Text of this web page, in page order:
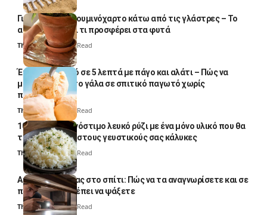
Γιατί βάζουν αλουμινόχαρτο κάτω από τις γλάστρες – Το
απλό κόλπο και τι προσφέρει στα φυτά
Thali Ombre4 Min Read
Έτοιμο παγωτό σε 5 λεπτά με πάγο και αλάτι – Πώς να
μετατρέψετε το γάλα σε σπιτικό παγωτό χωρίς
παγωτομηχανή
Thali Ombre 4 Min Read
10 φορές ποιο νόστιμο λευκό ρύζι με ένα μόνο υλικό που θα
το απογειώσει στους γευστικούς σας κάλυκες
Thali Ombre4 Min Read
Αυγά κατσαρίδας στο σπίτι: Πώς να τα αναγνωρίσετε και σε
ποια σημεία πρέπει να ψάξετε
Thali Ombre4 Min Read